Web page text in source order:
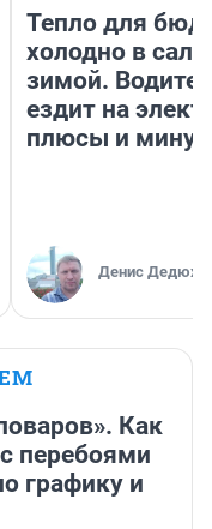
Тепло для
холодно в
зимой.
ездит на
плюсы и
Денис
Как
перебоями
графику и